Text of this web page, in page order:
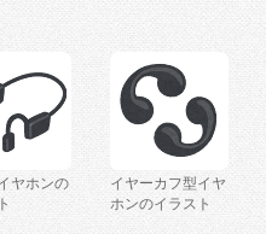
ヤホンの
イヤーカフ型イヤ
ホンのイラスト